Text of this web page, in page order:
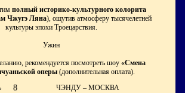
полный историко-культурного колорита
Чжугэ Ляна), ощутив атмосферу тысячелетней
культуры эпохи Троецарствия.
Ужин
рекомендуется посмотреть шоу «Смена
оперы(дополнительная оплата).
8
ЧЭНДУ – МОСКВА